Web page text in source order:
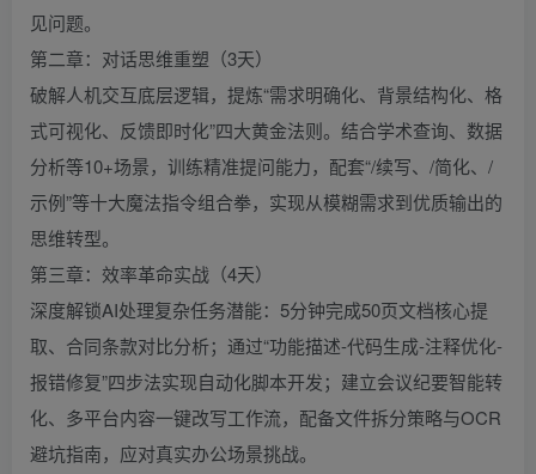
见问题。
第二章：对话思维重塑（3天）
破解人机交互底层逻辑，提炼“需求明确化、背景结构化、格
式可视化、反馈即时化”四大黄金法则。结合学术查询、数据
分析等10+场景，训练精准提问能力，配套“/续写、/简化、/
示例”等十大魔法指令组合拳，实现从模糊需求到优质输出的
思维转型。
第三章：效率革命实战（4天）
深度解锁AI处理复杂任务潜能：5分钟完成50页文档核心提
取、合同条款对比分析；通过“功能描述-代码生成-注释优化-
报错修复”四步法实现自动化脚本开发；建立会议纪要智能转
化、多平台内容一键改写工作流，配备文件拆分策略与OCR
避坑指南，应对真实办公场景挑战。